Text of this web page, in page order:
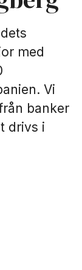
med
Vi
banker
drivs i